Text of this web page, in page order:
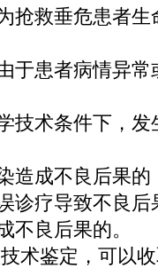
救垂危患者生
患者病情异常
术条件下，发
成不良后果的
疗导致不良后
良后果的。
鉴定，可以收